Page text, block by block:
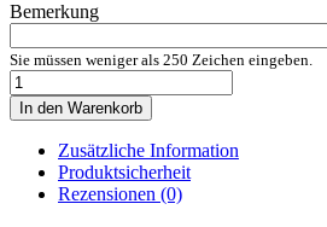
Bemerkung
Sie müssen weniger als 250 Zeichen eingeben.
uhlsport
Squad
27
Trikot
inkl.
Teamlogo/Teamname
Menge
In den Warenkorb
Zusätzliche Information
Produktsicherheit
Rezensionen (0)